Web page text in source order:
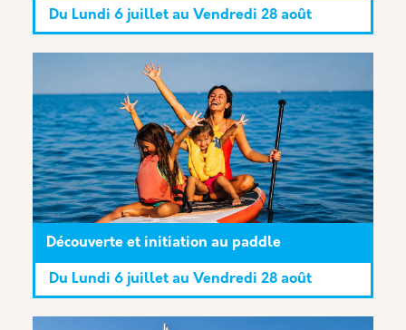
Du Lundi 6 juillet au Vendredi 28 août
Découverte et initiation au paddle
Du Lundi 6 juillet au Vendredi 28 août